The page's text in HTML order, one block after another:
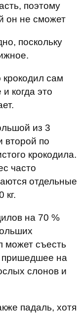
поэтому
он не сможет
поскольку
крокодил сам
когда это
из 3
второй по
крокодила.
часто
отдельные
кг.
на 70 %
может съесть
пришедшее на
слонов и
падаль, хотя